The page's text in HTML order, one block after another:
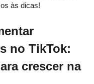
às dicas!
no TikTok:
crescer na